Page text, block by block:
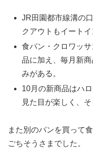
JR田園都市線溝の
クアウトもイートイ
食パン・クロワッ
品に加え、毎月新
みがある。
10月の新商品はハ
見た目が楽しく、そ
また別のパンを買って
ごちそうさまでした。